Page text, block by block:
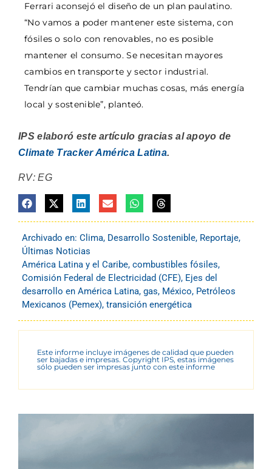
Ferrari aconsejó el diseño de un plan paulatino.
“No vamos a poder mantener este sistema, con
fósiles o solo con renovables, no es posible
mantener el consumo. Se necesitan mayores
cambios en transporte y sector industrial.
Tendrían que cambiar muchas cosas, más energía
local y sostenible”, planteó.
IPS elaboró este artículo gracias al apoyo de
Climate Tracker América Latina.
RV: EG
Archivado en: Clima, Desarrollo Sostenible, Reportaje,
Últimas Noticias
América Latina y el Caribe, combustibles fósiles,
Comisión Federal de Electricidad (CFE), Ejes del
desarrollo en América Latina, gas, México, Petróleos
Mexicanos (Pemex), transición energética
Este informe incluye imágenes de calidad que pueden
ser bajadas e impresas. Copyright IPS, estas imágenes
sólo pueden ser impresas junto con este informe